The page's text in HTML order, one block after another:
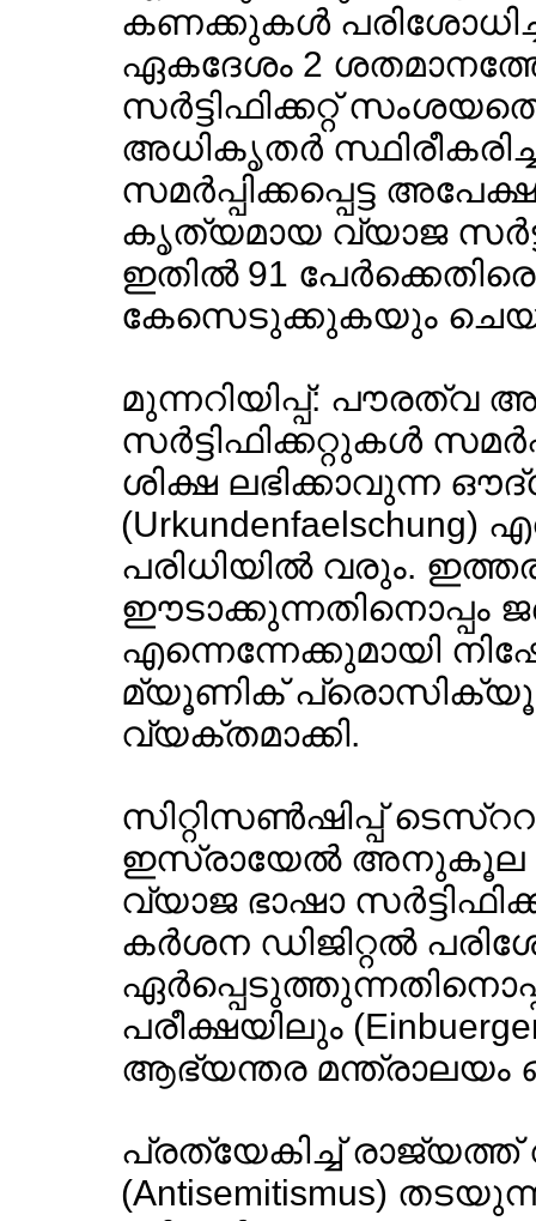
കണക്കുകള്‍
ഏകദേശം 2
സര്‍ട്ടിഫിക്കറ്റ്
അധികൃതര്‍
സമര്‍പ്പിക്കപ്പെട്ട
കൃത്യമായ വ്യാജ
ഇതില്‍ 91
കേസെടുക്കുകയും
മുന്നറിയിപ്പ്: പൗരത്വ
സര്‍ട്ടിഫിക്കറ്റുകള്‍
ശിക്ഷ ലഭിക്കാവുന്ന
(Urkundenfaelschung)
പരിധിയില്‍ വരും.
ഈടാക്കുന്നതിനൊപ്പം
എന്നെന്നേക്കുമായി
മ്യൂണിക്
വ്യക്തമാക്കി.
സിറ്റിസണ്‍ഷിപ്പ്
ഇസ്രായേല്‍ അനുകൂല
വ്യാജ ഭാഷാ
കര്‍ശന ഡിജിറ്റല്‍
പരീക്ഷയിലും
ആഭ്യന്തര
പ്രത്യേകിച്ച്
(Antisemitismus)